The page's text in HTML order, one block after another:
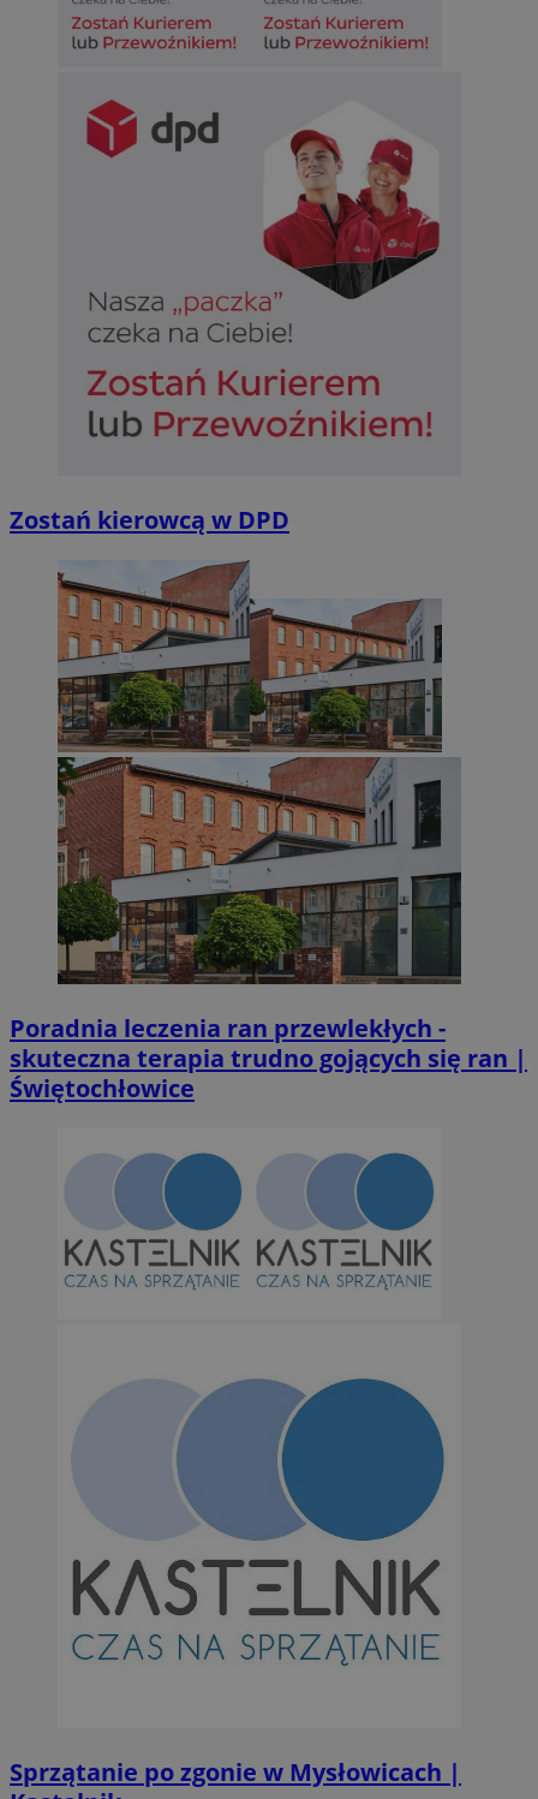
Zostań kierowcą w DPD
Poradnia leczenia ran przewlekłych -
skuteczna terapia trudno gojących się ran |
Świętochłowice
Sprzątanie po zgonie w Mysłowicach |